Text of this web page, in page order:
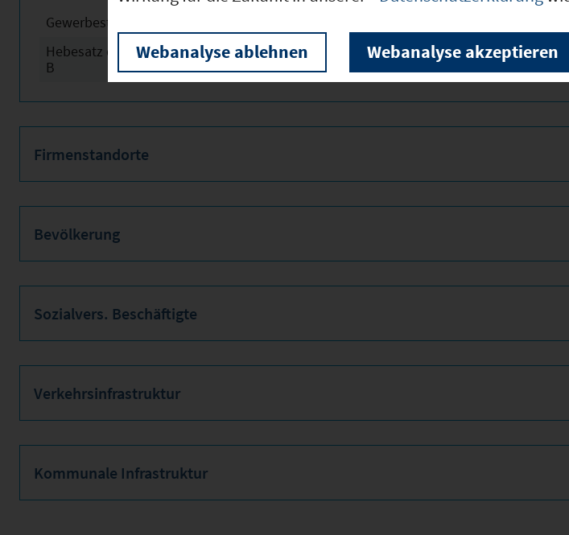
Gewerbesteuerhebesatz
Hebesatz der Grundsteuer
B
2024 330
Firmenstandorte
Bevölkerung
Sozialvers. Beschäftigte
Verkehrsinfrastruktur
Kommunale Infrastruktur
Webanalyse ablehnen Webanalyse akzeptieren